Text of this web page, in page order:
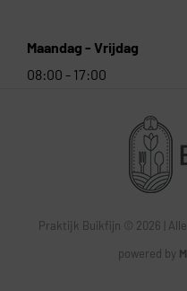
Maandag - Vrijdag
08:00 - 17:00
Praktijk Buikfijn © 2026 |
powered by